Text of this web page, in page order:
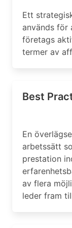
Ett
används för
företags
termer av
Best
En
arbetssätt
prestation
av flera
leder fram